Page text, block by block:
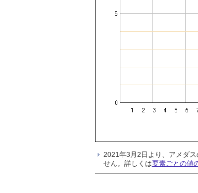
2021年3月2日より、アメダ
せん。詳しくは要素ごとの値